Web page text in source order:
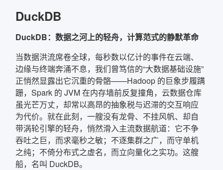
DuckDB
DuckDB：数据之河上的轻舟，计算范式的静默革命
当数据洪流席卷全球，每秒数以亿计的事件在云端、
边缘与终端奔涌不息，我们曾笃信的“大数据基础设施”
正悄然显露出它沉重的骨骼——Hadoop 的巨象步履蹒
跚，Spark 的 JVM 在内存墙前反复撞角，云数据仓库
虽光芒万丈，却常以高昂的抽象税与迟滞的交互响应
为代价。就在此刻，一艘没有龙骨、不挂风帆、却自
带涡轮引擎的轻舟，悄然滑入主流数据航道：它不争
吞吐之巨，而求毫秒之敏；不逐集群之广，而守单机
之纯；不倚分布式之虚名，而立向量化之实功。这艘
船，名叫 DuckDB。
获取最新文档失败，请稍后重试
确定
复制弹框内信息